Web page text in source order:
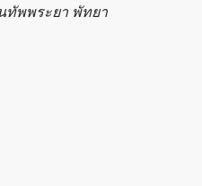
นทัพพระยา พัทยา